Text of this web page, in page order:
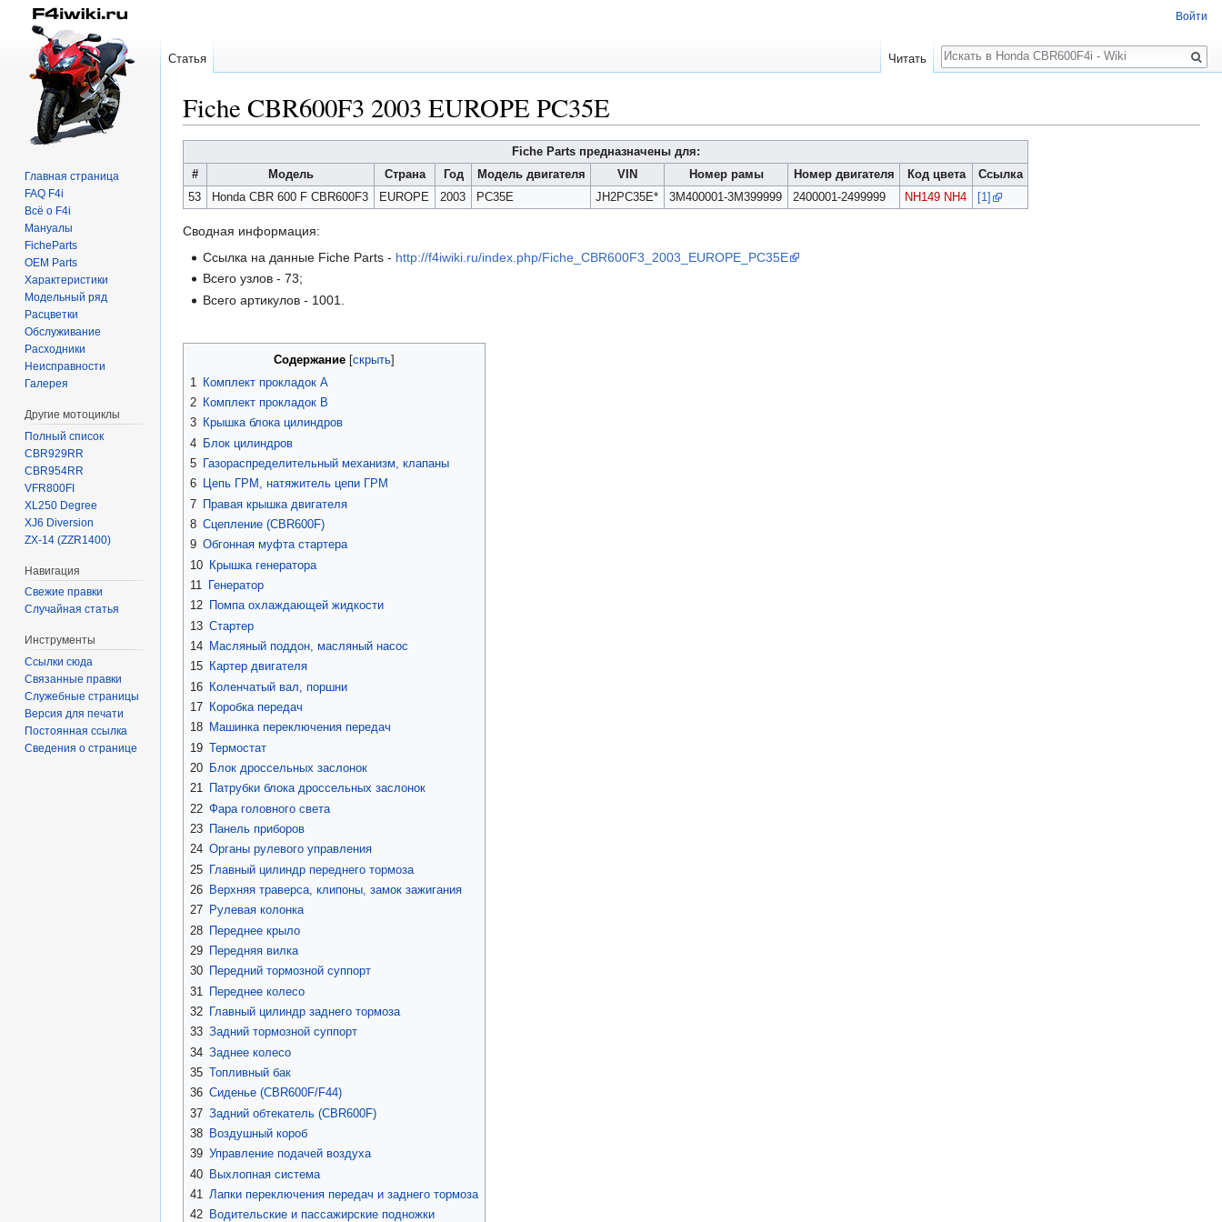
Fiche CBR600F3 2003 EUROPE PC35E
навигации
поиску
Fiche Parts предназначены для:
#
Модель Страна Год Модель двигателя VIN Номер рамы Номер двигателя Код цвета
Ссылка
53
Honda CBR 600 F CBR600F3 EUROPE 2003 PC35E JH2PC35E* 3M400001-3M399999 2400001-2499999 NH149 NH4 [1]
Сводная информация:
Ссылка на данные Fiche Parts - http://f4iwiki.ru/index.php/Fiche_CBR600F3_2003_EUROPE_PC35E
Всего узлов - 73;
Всего артикулов - 1001.
Содержание
1
Комплект прокладок A
2 Комплект прокладок B
3 Крышка блока цилиндров
4 Блок цилиндров
5 Газораспределительный механизм, клапаны
6 Цепь ГРМ, натяжитель цепи ГРМ
7 Правая крышка двигателя
8 Сцепление (CBR600F)
9 Обгонная муфта стартера
10 Крышка генератора
11 Генератор
12 Помпа охлаждающей жидкости
13 Стартер
14 Масляный поддон, масляный насос
15 Картер двигателя
16 Коленчатый вал, поршни
17 Коробка передач
18 Машинка переключения передач
19 Термостат
20 Блок дроссельных заслонок
21 Патрубки блока дроссельных заслонок
22 Фара головного света
23 Панель приборов
24 Органы рулевого управления
25 Главный цилиндр переднего тормоза
26 Верхняя траверса, клипоны, замок зажигания
27 Рулевая колонка
28 Переднее крыло
29 Передняя вилка
30 Передний тормозной суппорт
31
Переднее колесо
32 Главный цилиндр заднего тормоза
33 Задний тормозной суппорт
34 Заднее колесо
35 Топливный бак
36 Сиденье (CBR600F/F44)
37 Задний обтекатель (CBR600F)
38 Воздушный короб
39 Управление подачей воздуха
40 Выхлопная система
41
Лапки переключения передач и заднего тормоза
42 Водительские и пассажирские подножки
Войти
Статья Читать
Поиск
Главная страница
FAQ F4i
Всё о F4i
Мануалы
FicheParts
OEM Parts
Характеристики
Модельный ряд
Расцветки
Обслуживание
Расходники
Неисправности
Галерея
Другие мотоциклы
Полный список
CBR929RR
CBR954RR
VFR800FI
XL250 Degree
XJ6 Diversion
ZX-14 (ZZR1400)
Навигация
Свежие правки
Случайная статья
Инструменты
Ссылки сюда
Связанные правки
Служебные страницы
Версия для печати
Постоянная ссылка
Сведения о странице